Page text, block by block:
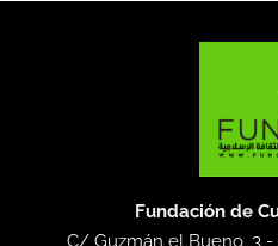
Fundación de
C/ Guzmán el Bueno, 3